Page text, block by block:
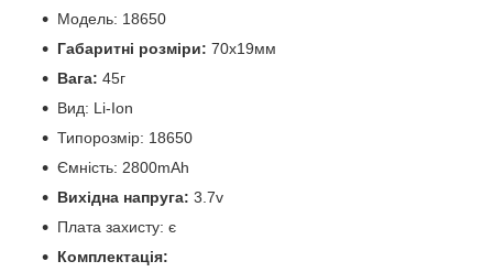
Модель: 18650
Габаритні розміри: 70х19мм
Вага: 45г
Вид: Li-Ion
Типорозмір: 18650
Ємність: 2800mAh
Вихідна напруга: 3.7v
Плата захисту: є
Комплектація: